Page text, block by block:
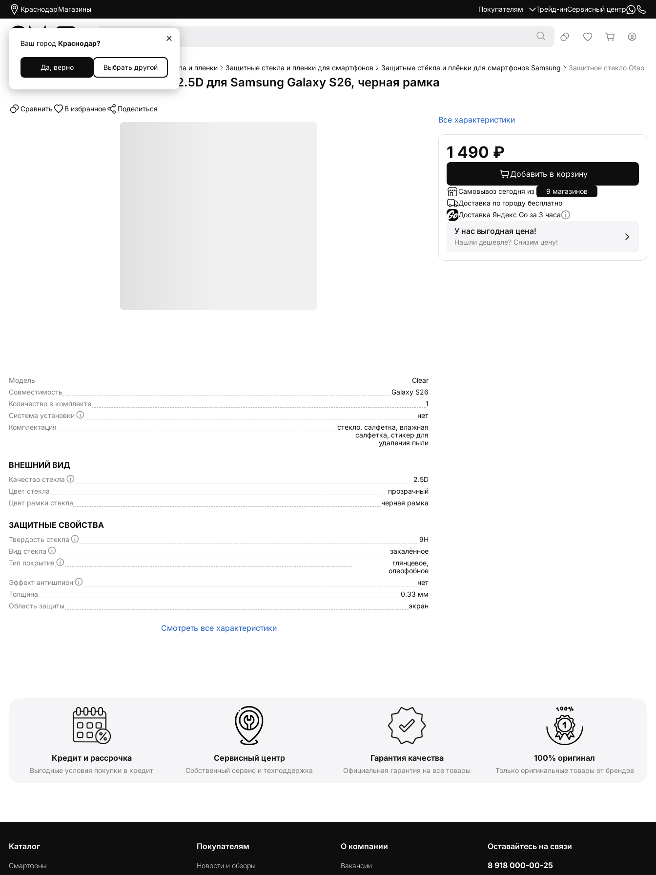
Краснодар
Ваш город Краснодар?
Да, верно Выбрать другой
Магазины Покупателям Трейд-инСервисный центр
Каталог Аксессуары Защитные стекла и пленки Защитные стекла и пленки для смартфонов Защитные стёкла и плёнки для смартфонов Samsung Защитное стекло Otao
Защитное стекло Otao Clear 2.5D для Samsung Galaxy S26, черная рамка
Cравнить В избранное Поделиться
Модель
Clear
Совместимость
Galaxy S26
Количество в комплекте
1
Система установки
нет
Комплектация
стекло, салфетка, влажная
салфетка, стикер для
удаления пыли
ВНЕШНИЙ ВИД
Качество стекла
2.5D
Цвет стекла
прозрачный
Цвет рамки стекла
черная рамка
ЗАЩИТНЫЕ СВОЙСТВА
Твердость стекла
9H
Вид стекла
закалённое
Тип покрытия
глянцевое,
олеофобное
Эффект антишпион
нет
Толщина
0.33 мм
Область защиты
экран
Смотреть все характеристики
Все характеристики
1 490 ₽
Добавить в корзину
Самовывоз сегодня из
9 магазинов
Доставка по городу бесплатно
Доставка Яндекс Go за 3 часа
У нас выгодная цена!
Нашли дешевле? Снизим цену!
Кредит и рассрочка
Выгодные условия покупки в кредит
Сервисный центр
Собственный сервис и техподдержка
Гарантия качества
Официальная гарантия на все товары
100% оригинал
Только оригинальные товары от брендов
Каталог
Смартфоны
Покупателям
Новости и обзоры
О компании
Вакансии
Оставайтесь на связи
8 918 000-00-25